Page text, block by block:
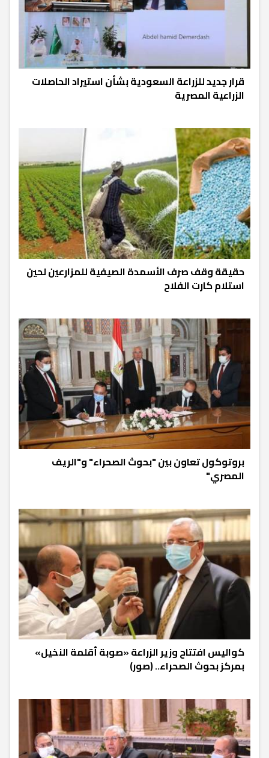
قرار جديد للزراعة السعودية بشأن استيراد الحاصلات
الزراعية المصرية
حقيقة وقف صرف الأسمدة الصيفية للمزارعين لحين
استلام كارت الفلاح
بروتوكول تعاون بين "بحوث الصحراء" و"الريف
المصري"
كواليس افتتاح وزير الزراعة «صوبة أقلمة النخيل»
بمركز بحوث الصحراء.. (صور)